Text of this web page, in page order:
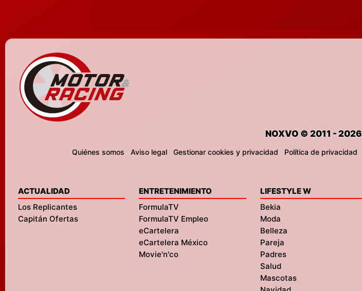
NOXVO © 2011 - 2026
Quiénes somos Aviso legal Gestionar cookies y privacidad Política de privacidad
ACTUALIDAD
Los Replicantes
Capitán Ofertas
ENTRETENIMIENTO
FormulaTV
FormulaTV Empleo
eCartelera
eCartelera México
Movie'n'co
LIFESTYLE W
Bekia
Moda
Belleza
Pareja
Padres
Salud
Mascotas